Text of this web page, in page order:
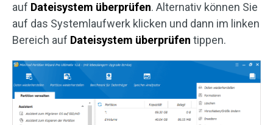
auf Dateisystem überprüfen. Alternativ können Sie
auf das Systemlaufwerk klicken und dann im linken
Bereich auf Dateisystem überprüfen tippen.